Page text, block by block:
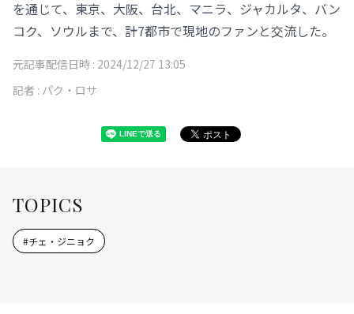
を通じて、東京、大阪、台北、マニラ、ジャカルタ、バン
コク、ソウルまで、計7都市で現地のファンと交流した。
元記事配信日時 : 2024/12/27 13:05
記者 : パク・ロサ
TOPICS
#チェ・ジニョク